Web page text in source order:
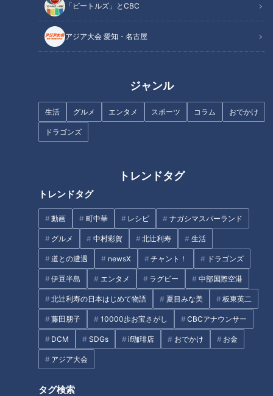
「ビートルズ」とCBC
アジア大会 愛知・名古屋
ジャンル
生活 グルメ エンタメ スポーツ コラム おでかけ
ドラゴンズ
トレンドタグ
トレンドタグ
動画 町中華 レシピ ナガシマスパーランド
グルメ 中村彩賀 北辻利寿 生活
道との遭遇 newsX チャント！ ドラゴンズ
伊豆半島 エンタメ ラグビー 中部国際空港
北辻利寿の日本はじめて物語 夏目みな美 板東英二
藤田朋子 10000歩お宝さがし CBCアナウンサー
DCM SDGs if珈琲店 おでかけ お金
アジア大会
タグ検索
ち』【愛されフード】
州』店主が直伝！おうちで簡単
ジューシー餃子
地元の牛乳から作られたバター
を使ったスイーツ専門店
『GERO GERO BUTTER
STAND』
「名前からしてヤバい！」断ト
に老舗の特上うなぎ丼！暑～い
岐阜県多治見市で出会ったスタ
ミナ飯！
三重県大紀町・錦の愛されフー
ド『べっこうちらし寿司』を調
査！ 魚の照りが“べっこう”の
ような漁師町ならではのちらし
東海地方のソウルフード「スガ
キヤ」の新業態！？本格パンチ
系ラーメンの秘密とは とんかつ
の名店「知多家」から生まれた
しゃぶしゃぶ店も
タグ